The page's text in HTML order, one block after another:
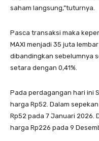
saham langsung,”tuturnya.
Pasca transaksi maka
MAXI menjadi 35 juta
dibandingkan sebelumnya
setara dengan 0,41%.
Pada perdagangan hari ini
harga Rp52. Dalam
Rp52 pada 7 Januari 2026.
harga Rp226 pada 9